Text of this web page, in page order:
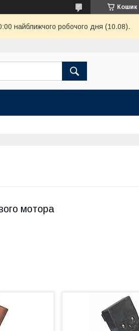
Кошик
найближчого робочого дня (10.08).
мотора